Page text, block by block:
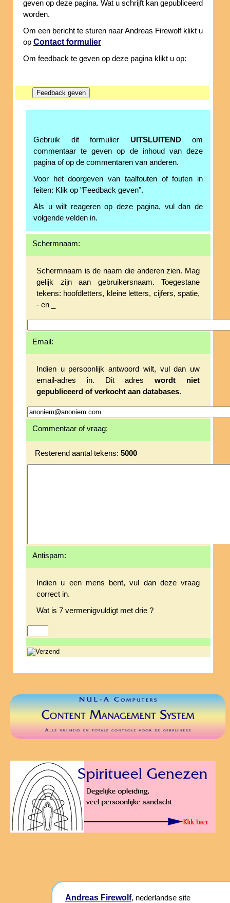
geven op deze pagina. Wat u schrijft kan gepubliceerd
worden.
Om een bericht te sturen naar Andreas Firewolf klikt u
op Contact formulier
Om feedback te geven op deze pagina klikt u op:
Gebruik dit formulier UITSLUITENDom
commentaar te geven op de inhoud van deze
pagina of op de commentaren van anderen.
Voor het doorgeven van taalfouten of fouten in
feiten: Klik op "Feedback geven".
Als u wilt reageren op deze pagina, vul dan de
volgende velden in.
Schermnaam:
Schermnaam is de naam die anderen zien. Mag
gelijk zijn aan gebruikersnaam. Toegestane
tekens: hoofdletters, kleine letters, cijfers, spatie,
- en _
Email:
Indien u persoonlijk antwoord wilt, vul dan uw
email-adres in. Dit adreswordt niet
gepubliceerd of verkocht aan databases.
Commentaar of vraag:
Resterend aantal tekens: 5000
Antispam:
Indien u een mens bent, vul dan deze vraag
correct in.
Wat is 7 vermenigvuldigt met drie ?
Andreas Firewolf, nederlandse site